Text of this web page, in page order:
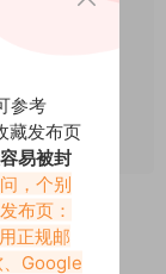
权益可以提
参考
藏发布页
易被封
，个别
布页：
正规邮
Google